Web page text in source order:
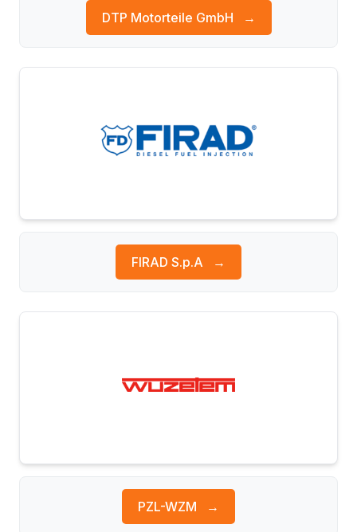
DTP Motorteile GmbH →
FIRAD S.p.A →
PZL-WZM →